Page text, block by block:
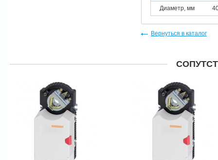
Диаметр, мм
Вернуться в каталог